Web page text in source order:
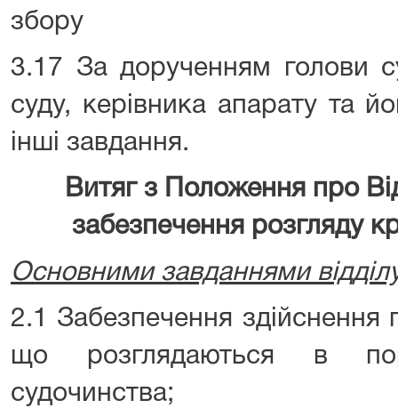
збору
3.17 За дорученням голови
суду, керівника апарату та
інші завдання.
Витяг з Положення про
забезпечення розгляду
Основними завданнями
2.1 Забезпечення здійснення
що розглядаються в
судочинства;